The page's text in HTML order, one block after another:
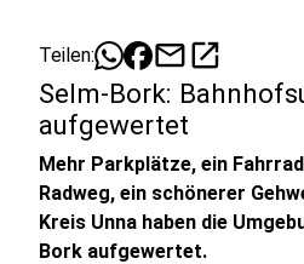
Teilen: mailopen_in_new
Selm-Bork:
aufgewertet
Mehr Parkplätze, ein
Radweg, ein schönerer
Kreis Unna haben die
Bork aufgewertet.